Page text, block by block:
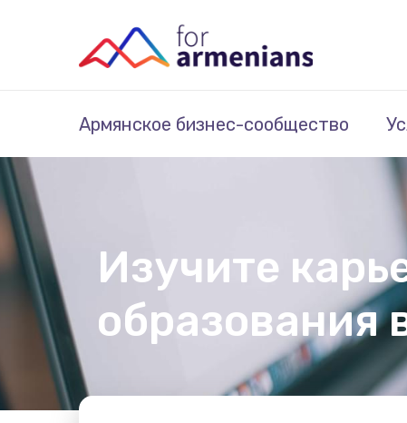
Армянское бизнес-сообщество
Изучите
образования